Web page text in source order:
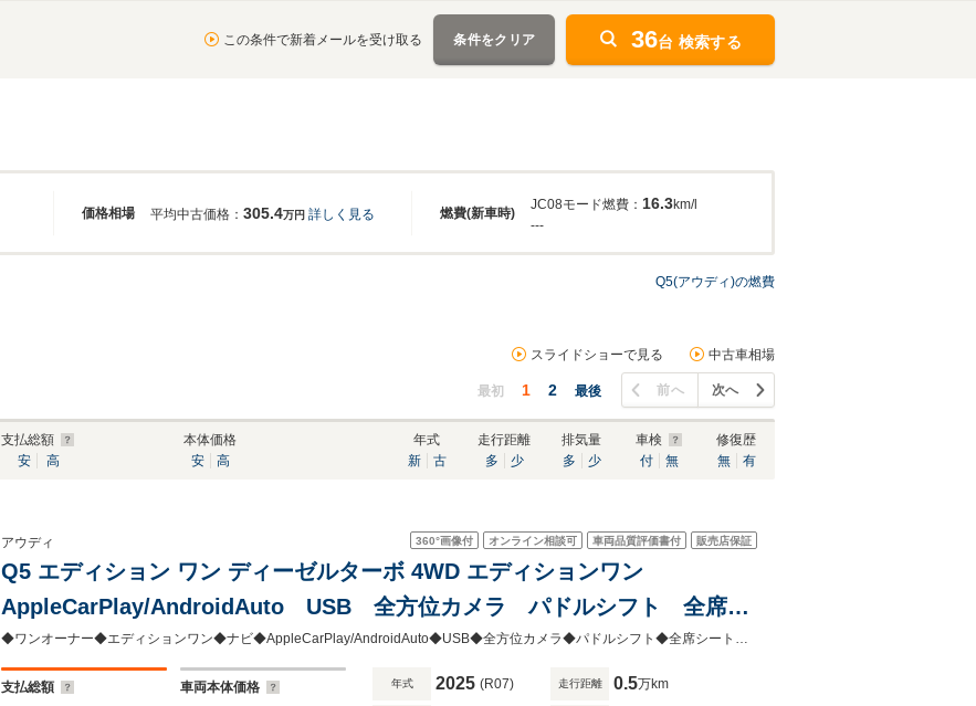
この条件で新着メールを受け取る 条件をクリア 36台 検索する
価格相場 燃費(新車時)
平均中古価格： 305.4万円 詳しく見る
JC08モード燃費： 16.3km/l
---
Q5(アウディ)の燃費
スライドショーで見る 中古車相場
最初 1 2 最後 前へ 次へ
支払総額
安
高
本体価格
安
高
年式
新
古
走行距離
多
少
排気量
多
少
車検
付
無
修復歴
無
有
360°画像付 オンライン相談可 車両品質評価書付 販売店保証
アウディ
Q5 エディション ワン ディーゼルターボ 4WD エディションワン
AppleCarPlay/AndroidAuto USB 全方位カメラ パドルシフト 全席シ
ートヒーター 前後ドライブレコーダー パワーバックドア
◆ワンオーナー◆エディションワン◆ナビ◆AppleCarPlay/AndroidAuto◆USB◆全方位カメラ◆パドルシフト◆全席シートヒーター◆前後ドライブレコーダー◆パワーバックドア◆取説・保証
支払総額 車両本体価格 年式 2025 (R07) 走行距離 0.5万km